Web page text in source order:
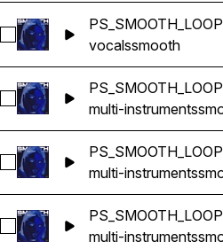
Sélectionnez vocalssmooth
Sélectionnez multi-instruments
Sélectionnez multi-instruments
Sélectionnez multi-instruments